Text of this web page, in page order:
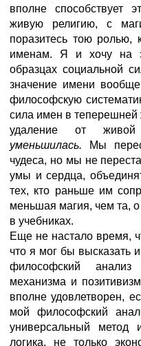
вполне способствует
живую религию, с
поразитесь тою ролью,
именам. Я и хочу на
образцах социальной
значение имени
философскую
сила имен в теперешней
удаление от
уменьшилась.
Мы
чудеса, но мы не
умы и сердца,
тех, кто раньше им
меньшая магия, чем та, о
в учебниках.
Еще не настало время,
что я мог бы высказать
философский
механизма и
вполне удовлетворен,
мой философский
универсальный метод
логика, не только